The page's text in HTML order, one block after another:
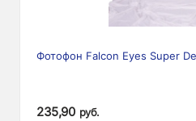
Фотофон Falcon Eyes Super
235,90 руб.